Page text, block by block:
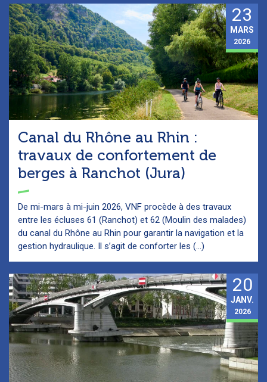
Canal du Rhône au Rhin :
travaux de confortement de
berges à Ranchot (Jura)
De mi-mars à mi-juin 2026, VNF procède à des travaux
entre les écluses 61 (Ranchot) et 62 (Moulin des malades)
du canal du Rhône au Rhin pour garantir la navigation et la
gestion hydraulique. Il s’agit de conforter les (...)
23
MARS
2026
20
JANV.
2026